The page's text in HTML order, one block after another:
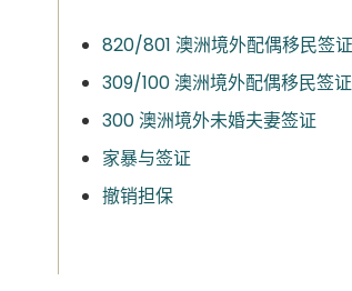
820/801 澳洲境外配偶移民签证
309/100 澳洲境外配偶移民签证
300 澳洲境外未婚夫妻签证
家暴与签证
撤销担保